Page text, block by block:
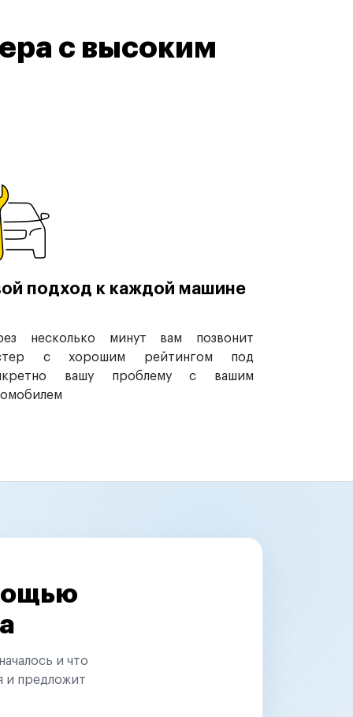
с высоким
подход к каждой машине
несколько минут вам позвонит
с хорошим рейтингом под
вашу проблему с вашим
и что
и предложит